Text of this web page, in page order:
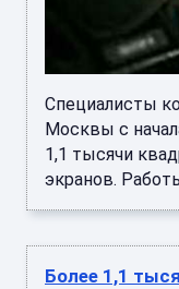
Специалисты
Москвы с
1,1 тысячи
экранов.
Более 1,1